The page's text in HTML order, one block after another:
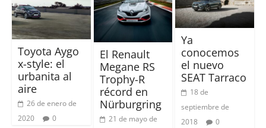
Toyota Aygo
x-style: el
urbanita al
aire
26 de enero de
2020
0
El Renault
Megane RS
Trophy-R
récord en
Nürburgring
21 de mayo de
Ya
conocemos
el nuevo
SEAT Tarraco
18 de
septiembre de
2018
0